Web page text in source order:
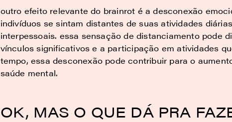
outro efeito relevante do brainrot é a desconexão
indivíduos se sintam distantes de suas atividades
interpessoais. essa sensação de distanciamento pode
vínculos significativos e a participação em atividades
tempo, essa desconexão pode contribuir para o
saúde mental.
OK, MAS O QUE DÁ PRA